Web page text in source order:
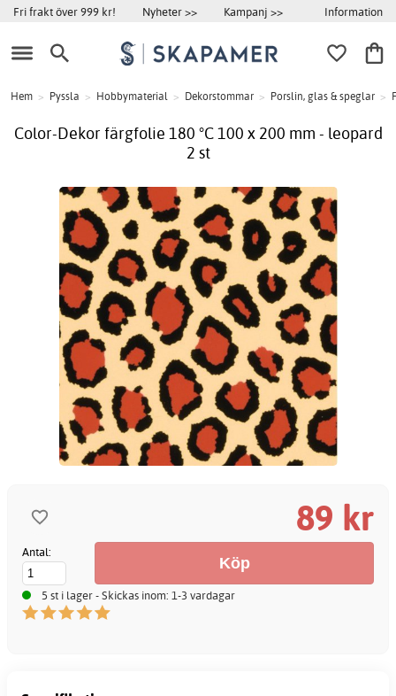
Fri frakt över 999 kr! Nyheter >> Kampanj >> Information
Hem > Pyssla > Hobbymaterial > Dekorstommar > Porslin, glas & speglar >
Color-Dekor färgfolie 180 °C 100 x 200 mm - leopard
2 st
89 kr
Antal:
5 st i lager - Skickas inom: 1-3 vardagar